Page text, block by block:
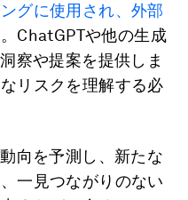
グに使用され、外部
ChatGPTや他の生成
察や提案を提供しま
リスクを理解する必
向を予測し、新たな
一見つながりのない